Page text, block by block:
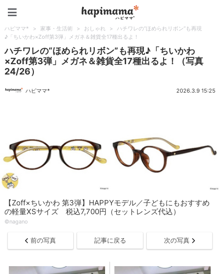
ハピママ* > 家事・生活術 > おしゃれ >
ハチワレの“ほめられリボン”も再現
♪「ちいかわ×Zoff第3弾」メガネ＆雑貨全17種出るよ！
ハチワレの“ほめられリボン”も再現♪「ちいかわ
×Zoff第3弾」メガネ＆雑貨全17種出るよ！（写真
24/26）
ハピママ* 2026.3.9 15:25
【Zoff×ちいかわ 第3弾】HAPPYモデル／子どもにもおすすめ
の軽量XSサイズ 税込7,700円（セットレンズ代込）
©nagano
前の写真 記事に戻る 次の写真